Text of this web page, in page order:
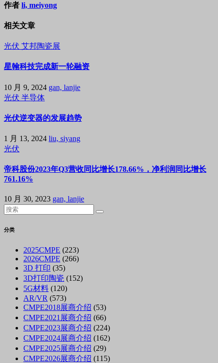
作者 li, meiyong
相关文章
光伏 艾邦陶瓷展
星翰科技完成新一轮融资
10 月 9, 2024 gan, lanjie
光伏 半导体
光伏逆变器的发展趋势
1 月 13, 2024 liu, siyang
光伏
帝科股份2023年Q3营收同比增长178.66%，净利润同比增长
761.16%
10 月 30, 2023 gan, lanjie
分类
2025CMPE (223)
2026CMPE (266)
3D 打印 (35)
3D打印陶瓷 (152)
5G材料 (120)
AR/VR (573)
CMPE2018展商介绍 (53)
CMPE2021展商介绍 (66)
CMPE2023展商介绍 (224)
CMPE2024展商介绍 (162)
CMPE2025展商介绍 (29)
CMPE2026展商介绍 (115)